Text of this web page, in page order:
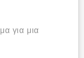
για μια